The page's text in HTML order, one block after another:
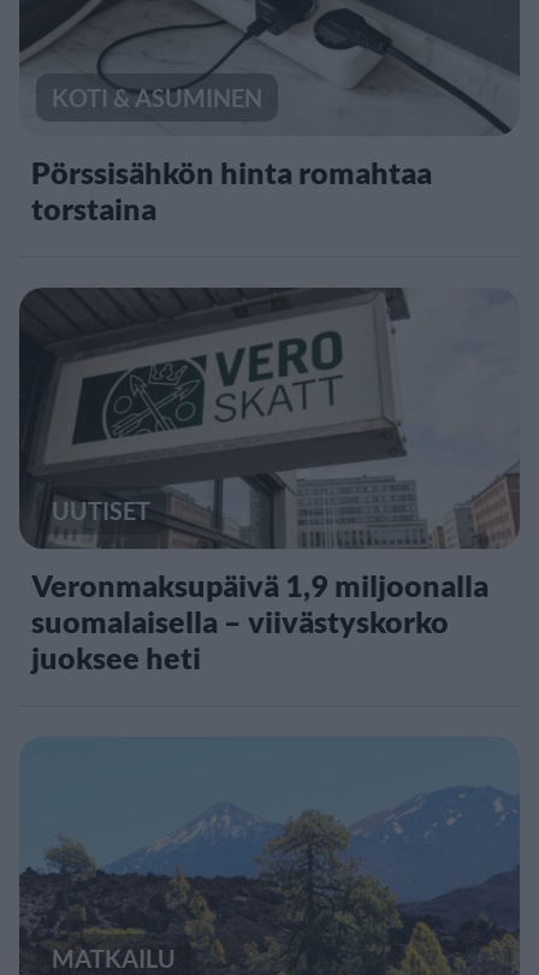
KOTI & ASUMINEN
Pörssisähkön hinta romahtaa
torstaina
UUTISET
Veronmaksupäivä 1,9 miljoonalla
suomalaisella – viivästyskorko
juoksee heti
MATKAILU